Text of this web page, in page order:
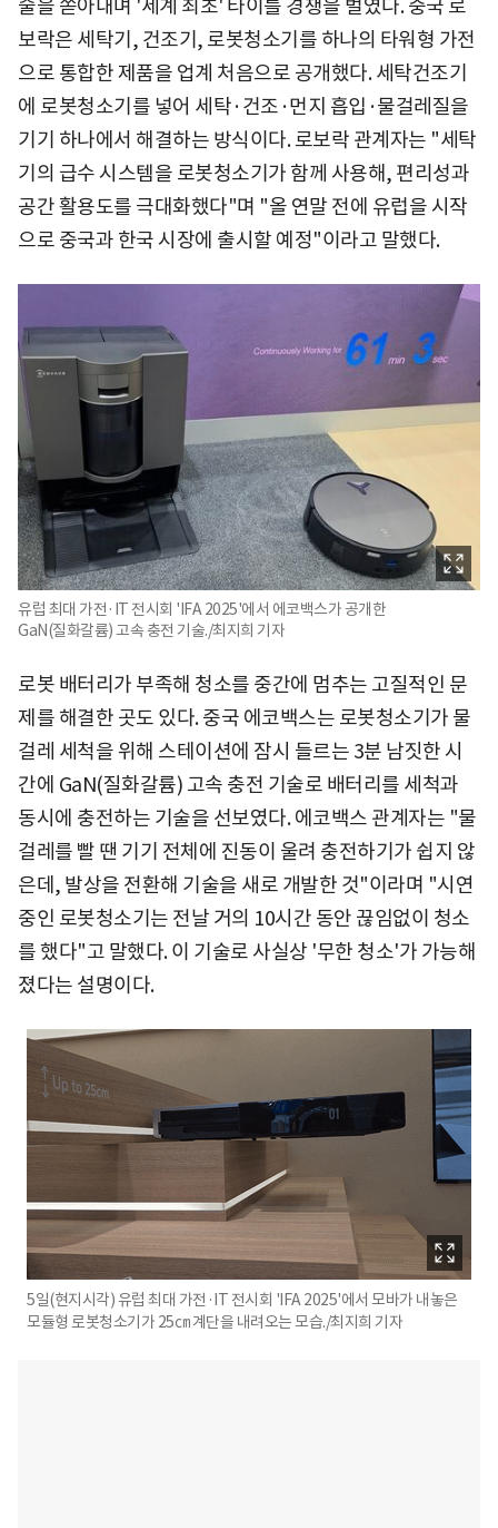
술을 쏟아내며 '세계 최초' 타이틀 경쟁을 벌였다. 중국 로
보락은 세탁기, 건조기, 로봇청소기를 하나의 타워형 가전
으로 통합한 제품을 업계 처음으로 공개했다. 세탁건조기
에 로봇청소기를 넣어 세탁·건조·먼지 흡입·물걸레질을
기기 하나에서 해결하는 방식이다. 로보락 관계자는 "세탁
기의 급수 시스템을 로봇청소기가 함께 사용해, 편리성과
공간 활용도를 극대화했다"며 "올 연말 전에 유럽을 시작
으로 중국과 한국 시장에 출시할 예정"이라고 말했다.
유럽 최대 가전·IT 전시회 'IFA 2025'에서 에코백스가 공개한
GaN(질화갈륨) 고속 충전 기술./최지희 기자
로봇 배터리가 부족해 청소를 중간에 멈추는 고질적인 문
제를 해결한 곳도 있다. 중국 에코백스는 로봇청소기가 물
걸레 세척을 위해 스테이션에 잠시 들르는 3분 남짓한 시
간에 GaN(질화갈륨) 고속 충전 기술로 배터리를 세척과
동시에 충전하는 기술을 선보였다. 에코백스 관계자는 "물
걸레를 빨 땐 기기 전체에 진동이 울려 충전하기가 쉽지 않
은데, 발상을 전환해 기술을 새로 개발한 것"이라며 "시연
중인 로봇청소기는 전날 거의 10시간 동안 끊임없이 청소
를 했다"고 말했다. 이 기술로 사실상 '무한 청소'가 가능해
졌다는 설명이다.
5일(현지시각) 유럽 최대 가전·IT 전시회 'IFA 2025'에서 모바가 내놓은
모듈형 로봇청소기가 25㎝ 계단을 내려오는 모습./최지희 기자